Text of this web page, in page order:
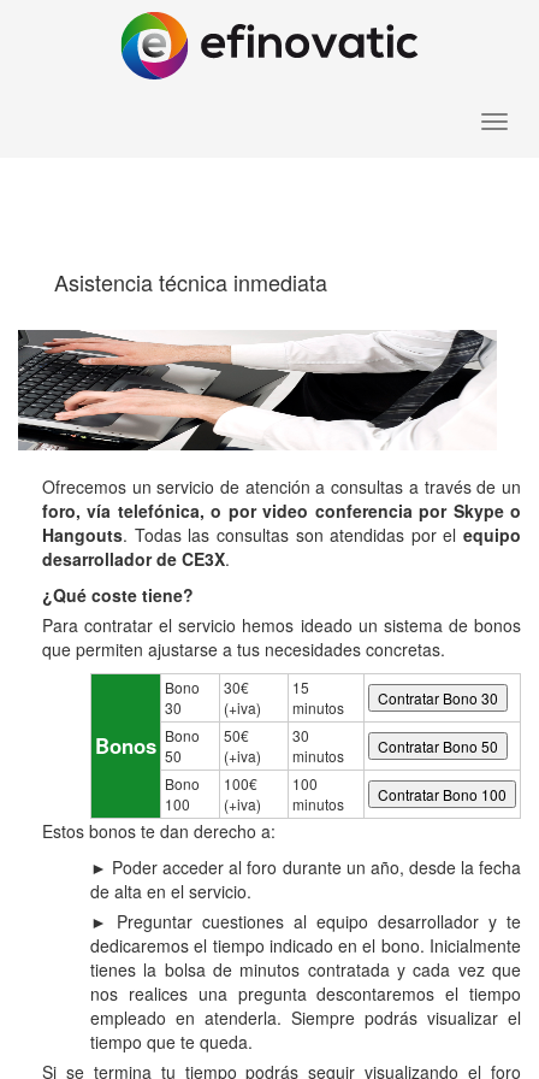
Toggle
Asistencia técnica inmediata
Ofrecemos un servicio de atención a consultas a través de un
foro, vía telefónica, o por video conferencia por Skype o
Hangouts. Todas las consultas son atendidas por el equipo
desarrollador de CE3X.
¿Qué coste tiene?
Para contratar el servicio hemos ideado un sistema de bonos
que permiten ajustarse a tus necesidades concretas.
Bonos
Bono
30
30€
(+iva)
15
minutos
Bono
50
50€
(+iva)
30
minutos
Bono
100
100€
(+iva)
100
minutos
Estos bonos te dan derecho a:
► Poder acceder al foro durante un año, desde la fecha
de alta en el servicio.
► Preguntar cuestiones al equipo desarrollador y te
dedicaremos el tiempo indicado en el bono. Inicialmente
tienes la bolsa de minutos contratada y cada vez que
nos realices una pregunta descontaremos el tiempo
empleado en atenderla. Siempre podrás visualizar el
tiempo que te queda.
Si se termina tu tiempo podrás seguir visualizando el foro